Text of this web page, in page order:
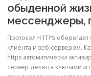
обыденной
мессенджеры,
Протокол HTTPS
клиента и веб-сервером.
https автоматически
сервер делятся ключами и